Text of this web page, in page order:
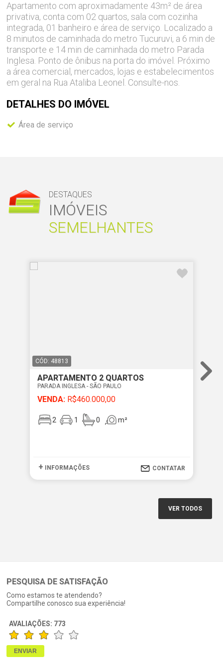
Apartamento com aproximadamente 43m² de área
privativa, conta com 02 quartos, sala com cozinha
integrada, 01 banheiro e área de serviço. Localizado a
8 minutos de caminhada do metro Tucuruvi, a 6 min de
transporte e 14 min de caminhada do metro Parada
Inglesa. Ponto de ônibus na porta do imóvel. Próximo
a área comercial, mercados, lojas e estabelecimentos
em geral na Rua Ataliba Leonel. Consulte-nos.
DETALHES DO IMÓVEL
Área de serviço
DESTAQUES
IMÓVEIS
SEMELHANTES
CÓD: 48813
APARTAMENTO 2 QUARTOS
PARADA INGLESA - SÃO PAULO
VENDA: R$460.000,00
2 1 0 m²
+ INFORMAÇÕES CONTATAR
VER TODOS
PESQUISA DE SATISFAÇÃO
Como estamos te atendendo?
Compartilhe conosco sua experiência!
AVALIAÇÕES: 773